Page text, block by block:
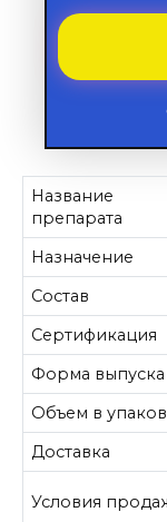
Название
препарата
Назначение
Состав
Сертификация
Форма выпуска
Объем в
Доставка
Условия